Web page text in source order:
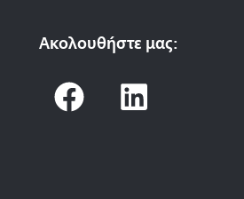
Ακολουθήστε μας:
F
a
L
i